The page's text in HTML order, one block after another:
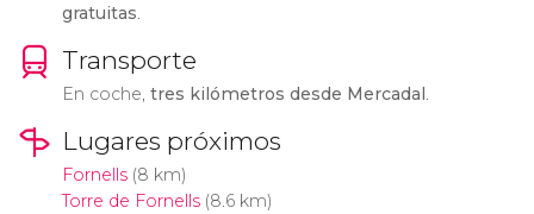
gratuitas.
Transporte
En coche, tres kilómetros desde Mercadal.
Lugares próximos
Fornells(8 km)
Torre de Fornells(8.6 km)